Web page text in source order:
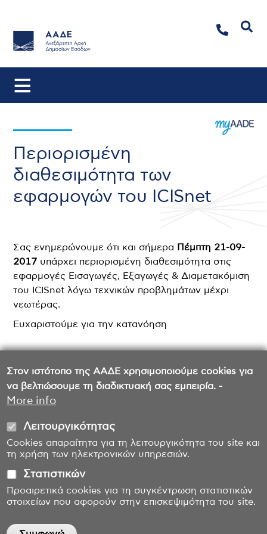
Στον ιστότοπο της ΑΑΔΕ χρησιμοποιούμε cookies για
να βελτιώσουμε τη διαδικτυακή σας εμπειρία. -
More info
Λειτουργικότητας
Cookies απαραίτητα για τη λειτουργικότητα του site και
τη χρήση των ηλεκτρονικών υπηρεσιών.
Στατιστικών
Προαιρετικά cookies για τη συγκέντρωση στατιστικών
στοιχείων που αφορούν στην επισκεψιμότητα του site.
Περιορισμένη
διαθεσιμότητα των
εφαρμογών του ICISnet
Σας ενημερώνουμε ότι και σήμερα Πέμπτη 21-09-
2017 υπάρχει περιορισμένη διαθεσιμότητα στις
εφαρμογές Εισαγωγές, Εξαγωγές & Διαμετακόμιση
του ICISnet λόγω τεχνικών προβλημάτων μέχρι
νεωτέρας.
Ευχαριστούμε για την κατανόηση